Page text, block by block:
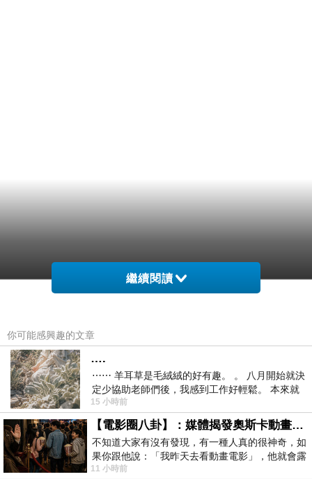
惜別夜港邊 2025-03-14
https://chrischao421953.pixnet.net/blog/post/57
7573648
繼續閱讀
你可能感興趣的文章
….
⋯⋯ 羊耳草是毛絨絨的好有趣。 。 八月開始就決
定少協助老師們後，我感到工作好輕鬆。 本來就
不是我的工作啊。 真
15 小時前
【電影圈八卦】：媒體揭發奧斯卡動畫項目投票醜聞！好萊塢為什麼看不起動畫電影？
不知道大家有沒有發現，有一種人真的很神奇，如
果你跟他說：「我昨天去看動畫電影」，他就會露
出一種慈祥的微笑，然後問你是不是陪小
11 小時前